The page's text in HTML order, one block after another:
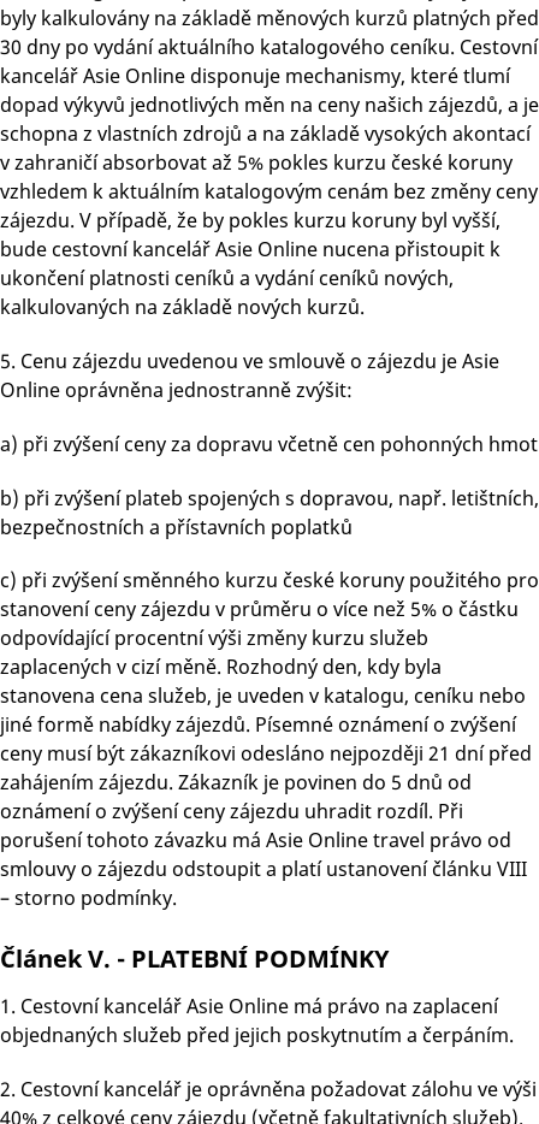
byly kalkulovány na základě měnových kurzů platných před
30 dny po vydání aktuálního katalogového ceníku. Cestovní
kancelář Asie Online disponuje mechanismy, které tlumí
dopad výkyvů jednotlivých měn na ceny našich zájezdů, a je
schopna z vlastních zdrojů a na základě vysokých akontací
v zahraničí absorbovat až 5% pokles kurzu české koruny
vzhledem k aktuálním katalogovým cenám bez změny ceny
zájezdu. V případě, že by pokles kurzu koruny byl vyšší,
bude cestovní kancelář Asie Online nucena přistoupit k
ukončení platnosti ceníků a vydání ceníků nových,
kalkulovaných na základě nových kurzů.
5. Cenu zájezdu uvedenou ve smlouvě o zájezdu je Asie
Online oprávněna jednostranně zvýšit:
a) při zvýšení ceny za dopravu včetně cen pohonných hmot
b) při zvýšení plateb spojených s dopravou, např. letištních,
bezpečnostních a přístavních poplatků
c) při zvýšení směnného kurzu české koruny použitého pro
stanovení ceny zájezdu v průměru o více než 5% o částku
odpovídající procentní výši změny kurzu služeb
zaplacených v cizí měně. Rozhodný den, kdy byla
stanovena cena služeb, je uveden v katalogu, ceníku nebo
jiné formě nabídky zájezdů. Písemné oznámení o zvýšení
ceny musí být zákazníkovi odesláno nejpozději 21 dní před
zahájením zájezdu. Zákazník je povinen do 5 dnů od
oznámení o zvýšení ceny zájezdu uhradit rozdíl. Při
porušení tohoto závazku má Asie Online travel právo od
smlouvy o zájezdu odstoupit a platí ustanovení článku VIII
– storno podmínky.
Článek V. - PLATEBNÍ PODMÍNKY
1. Cestovní kancelář Asie Online má právo na zaplacení
objednaných služeb před jejich poskytnutím a čerpáním.
2. Cestovní kancelář je oprávněna požadovat zálohu ve výši
40% z celkové ceny zájezdu (včetně fakultativních služeb).